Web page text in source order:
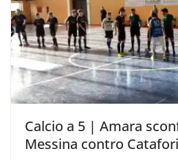
Calcio a 5 | Amara
Messina contro